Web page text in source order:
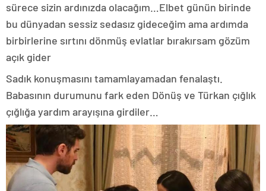
sürece sizin ardınızda olacağım…Elbet günün birinde
bu dünyadan sessiz sedasız gideceğim ama ardımda
birbirlerine sırtını dönmüş evlatlar bırakırsam gözüm
açık gider
Sadık konuşmasını tamamlayamadan fenalaştı.
Babasının durumunu fark eden Dönüş ve Türkan çığlık
çığlığa yardım arayışına girdiler…